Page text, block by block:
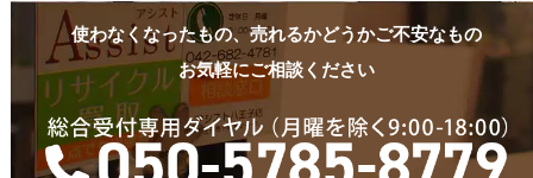
使わなくなったもの、売れるかどうかご不安なもの
お気軽にご相談ください